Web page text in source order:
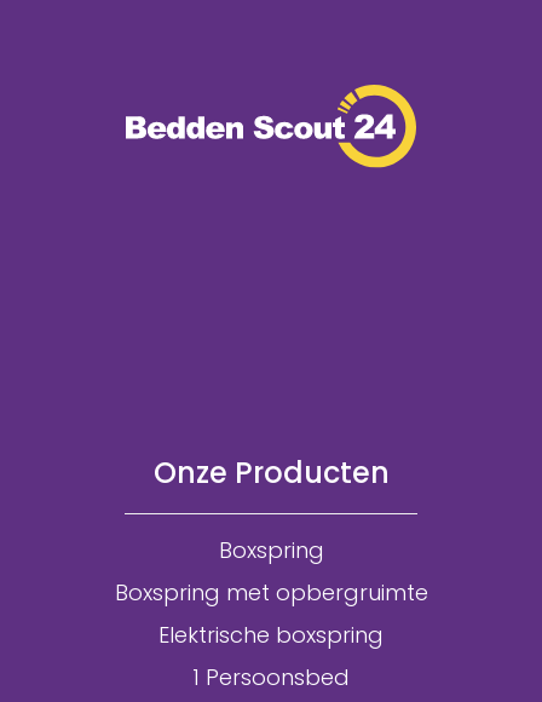
Onze Producten
Boxspring
Boxspring met opbergruimte
Elektrische boxspring
1 Persoonsbed